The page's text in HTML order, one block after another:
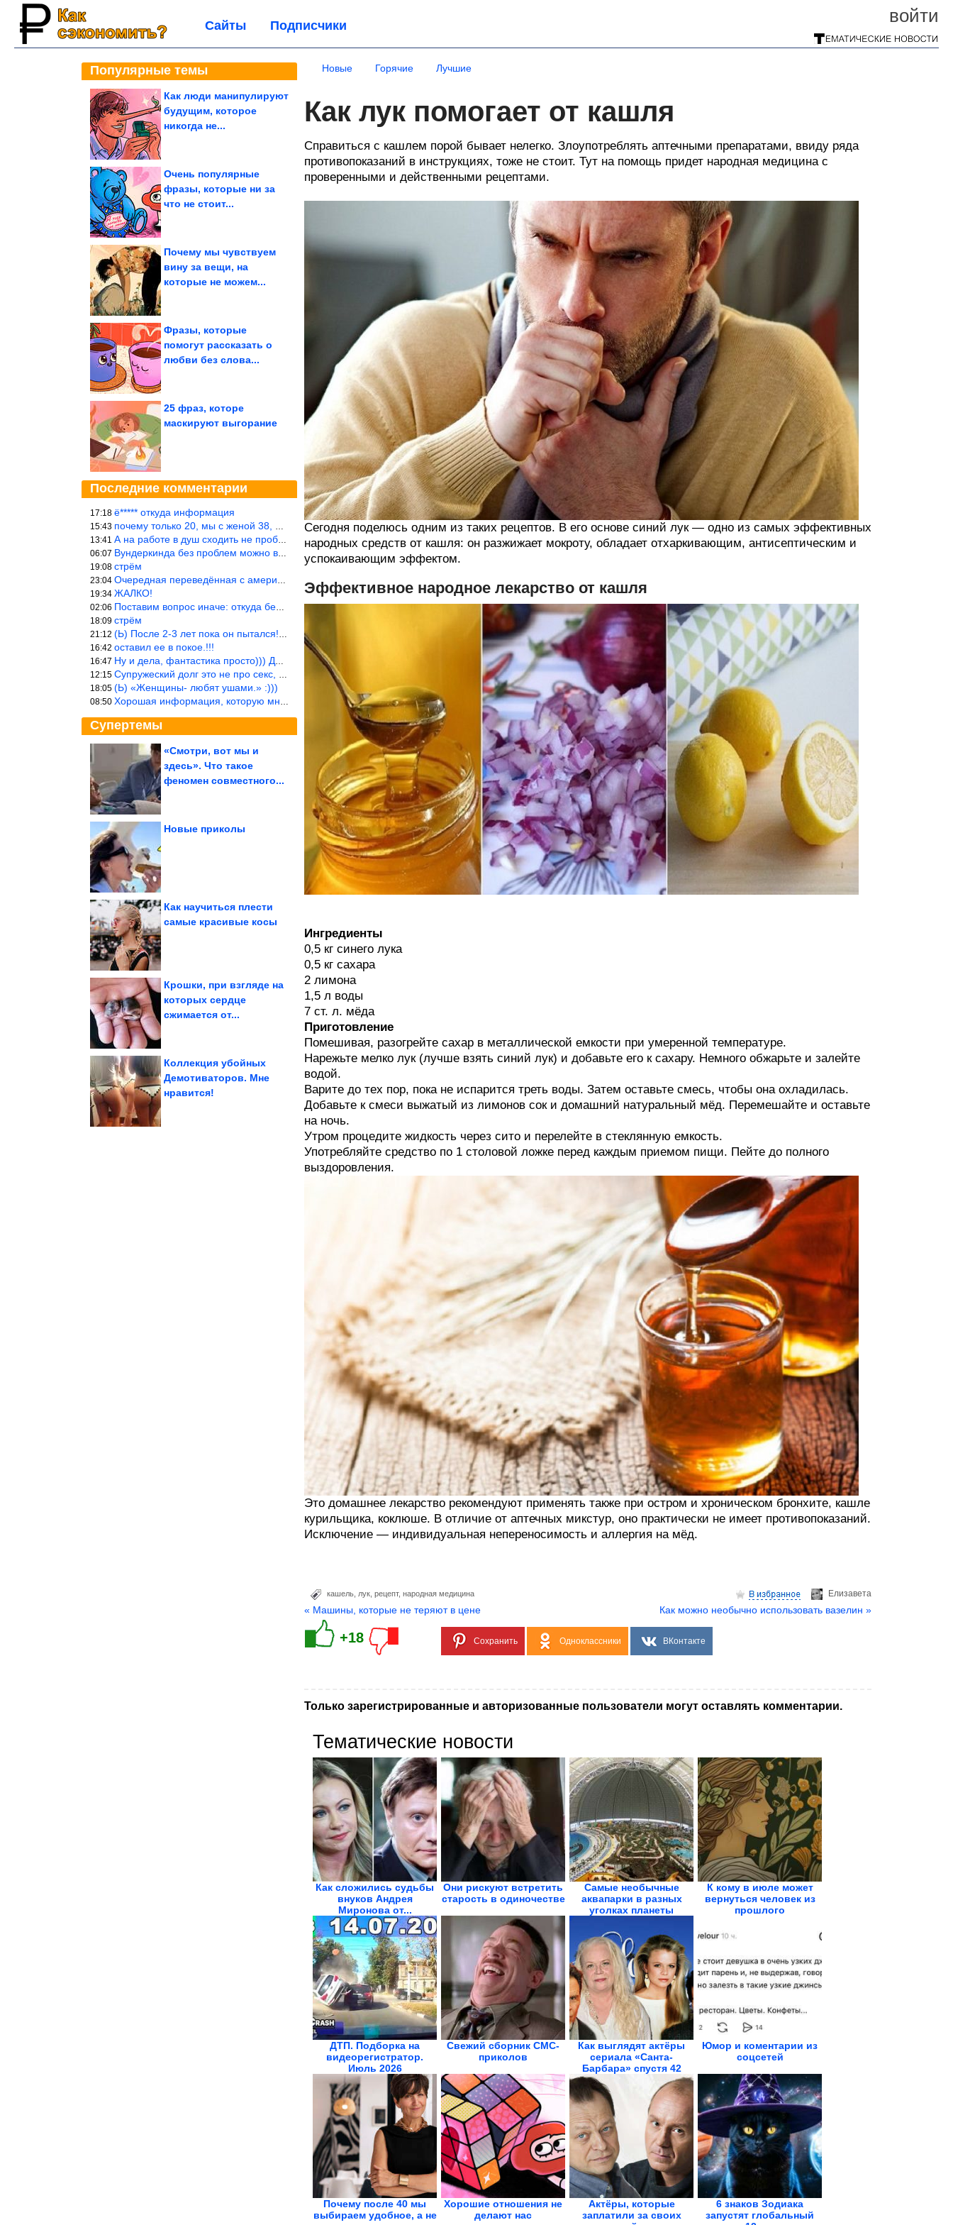
войти
Сайты Подписчики
Популярные темы
Как люди манипулируют
будущим, которое
никогда не...
Очень популярные
фразы, которые ни за
что не стоит...
Почему мы чувствуем
вину за вещи, на
которые не можем...
Фразы, которые
помогут рассказать о
любви без слова...
25 фраз, которе
маскируют выгорание
Последние комментарии
17:18 ё***** откуда информация
15:43 почему только 20, мы с женой 38, называется ртутной свадьбой, гр
13:41 А на работе в душ сходить не пробовали?
06:07 Вундеркинда без проблем можно вырастить всего-то с максимально р
19:08 стрём
23:04 Очередная переведённая с американского статья. Не работает эта ф
19:34 ЖАЛКО!
02:06 Поставим вопрос иначе: откуда берётся столь зловредный феминизм?
18:09 стрём
21:12 (Ь) После 2-3 лет пока он пытался! :))) Учитывая, что кошки 10-1
16:42 оставил ее в покое.!!!
16:47 Ну и дела, фантастика просто))) Даже и добавить то нечего…
12:15 Супружеский долг это не про секс, это про Жизнь на Земле. Супруж
18:05 (Ь) «Женщины- любят ушами.» :)))
08:50 Хорошая информация, которую многим стоило бы взять на вооружение
Супертемы
Вещи, без которых
считалась бедной
«Смотри, вот мы и
здесь». Что такое
феномен совместного...
На Урале арестовали
Новые приколы
Как научиться плести
самые красивые косы
Переносная клумба для
Крошки, при взгляде на
которых сердце
сжимается от...
посмеяться. Я балдею!
Коллекция убойных
Демотиваторов. Мне
нравится!
Новые Горячие Лучшие
Как лук помогает от кашля
Справиться с кашлем порой бывает нелегко. Злоупотреблять аптечными препаратами, ввиду ряда
противопоказаний в инструкциях, тоже не стоит. Тут на помощь придет народная медицина с
проверенными и действенными рецептами.
Сегодня поделюсь одним из таких рецептов. В его основе синий лук — одно из самых эффективных
народных средств от кашля: он разжижает мокроту, обладает отхаркивающим, антисептическим и
успокаивающим эффектом.
Эффективное народное лекарство от кашля
Ингредиенты
0,5 кг синего лука
0,5 кг сахара
2 лимона
1,5 л воды
7 ст. л. мёда
Приготовление
Помешивая, разогрейте сахар в металлической емкости при умеренной температуре.
Нарежьте мелко лук (лучше взять синий лук) и добавьте его к сахару. Немного обжарьте и залейте
водой.
Варите до тех пор, пока не испарится треть воды. Затем оставьте смесь, чтобы она охладилась.
Добавьте к смеси выжатый из лимонов сок и домашний натуральный мёд. Перемешайте и оставьте
на ночь.
Утром процедите жидкость через сито и перелейте в стеклянную емкость.
Употребляйте средство по 1 столовой ложке перед каждым приемом пищи. Пейте до полного
выздоровления.
Это домашнее лекарство рекомендуют применять также при остром и хроническом бронхите, кашле
курильщика, коклюше. В отличие от аптечных микстур, оно практически не имеет противопоказаний.
Исключение — индивидуальная непереносимость и аллергия на мёд.
Елизаветa
кашель лук рецепт, народная медицина
« Машины, которые не теряют в цене Как можно необычно использовать вазелин »
+18 Сохранить Одноклассники ВКонтакте
Только зарегистрированные и авторизованные пользователи могут оставлять комментарии.
Тематические новости
Как сложились судьбы
внуков Андрея
Миронова от...
Они рискуют встретить
старость в одиночестве
Самые необычные
аквапарки в разных
уголках планеты
К кому в июле может
вернуться человек из
прошлого
ДТП. Подборка на
видеорегистратор.
Июль 2026
Свежий сборник СМС-
приколов
Как выглядят актёры
сериала «Санта-
Барбара» спустя 42
Юмор и коментарии из
соцсетей
Почему после 40 мы
выбираем удобное, а не
Хорошие отношения не
делают нас
Актёры, которые
заплатили за своих
6 знаков Зодиака
запустят глобальный